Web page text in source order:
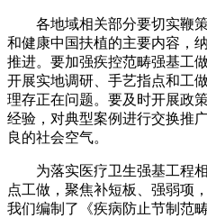
各地域相关部分要切实鞭策
和健康中国扶植的主要内容，
推进。要加强疾控范畴强基工
开展实地调研、手艺指点和工
理存正在问题。要及时开展政
经验，对典型案例进行交换推
良的社会空气。
为落实医疗卫生强基工程相
点工做，聚焦补短板、强弱项
我们编制了《疾病防止节制范